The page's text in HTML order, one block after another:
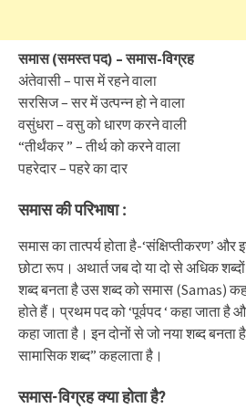
समास (समस्त पद) – समास-विग्रह
अंतेवासी – पास में रहने वाला
सरसिज – सर में उत्पन्न हो ने वाला
वसुंधरा – वसु को धारण करने वाली
“तीर्थंकर ” – तीर्थ को करने वाला
पहरेदार – पहरे का दार
समास की परिभाषा :
समास का तात्पर्य होता है-‘संक्षिप्तीकरण’ और
छोटा रूप। अथार्त जब दो या दो से अधिक
शब्द बनता है उस शब्द को समास (Samas)
होते हैं। प्रथम पद को ‘पूर्वपद ‘ कहा जाता है
कहा जाता है। इन दोनों से जो नया शब्द बनता
सामासिक शब्द” कहलाता है।
समास-विग्रह क्या होता है?